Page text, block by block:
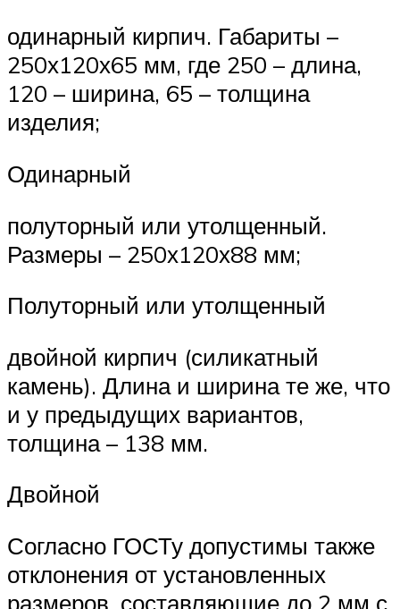
одинарный кирпич. Габариты –
250х120х65 мм, где 250 – длина,
120 – ширина, 65 – толщина
изделия;
Одинарный
полуторный или утолщенный.
Размеры – 250х120х88 мм;
Полуторный или утолщенный
двойной кирпич (силикатный
камень). Длина и ширина те же, что
и у предыдущих вариантов,
толщина – 138 мм.
Двойной
Согласно ГОСТу допустимы также
отклонения от установленных
размеров, составляющие до 2 мм с